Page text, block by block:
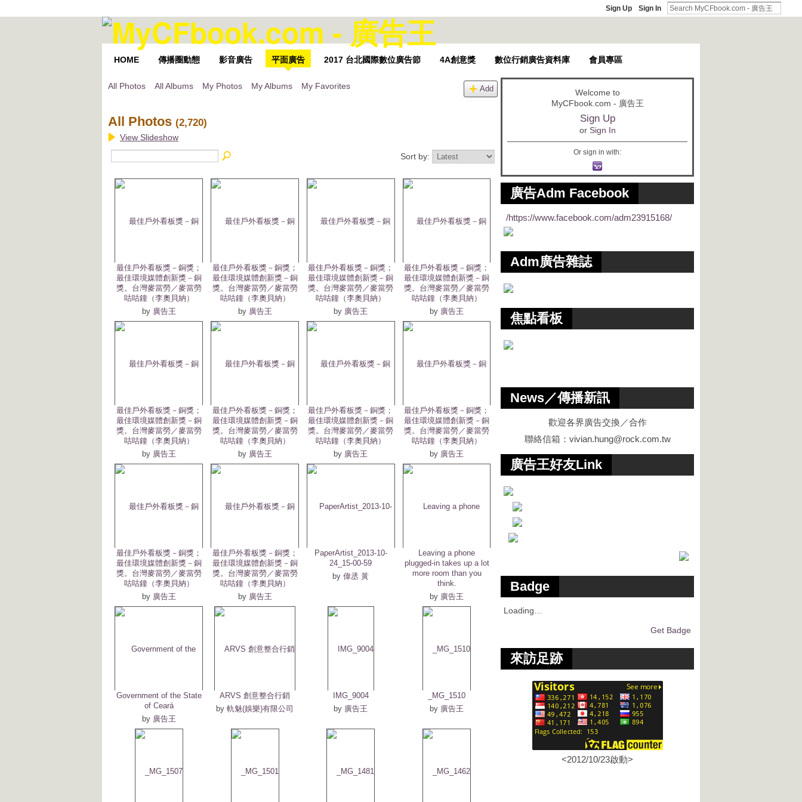
Sign Up Sign In
HOME 傳播圈動態 影音廣告 平面廣告 2017 台北國際數位廣告節 4A創意獎 數位行銷廣告資料庫 會員專區
All Photos All Albums My Photos My Albums My Favorites Add
All Photos (2,720)
View Slideshow
Sort by:
最佳戶外看板獎－銅獎；
最佳環境媒體創新獎－銅
獎。台灣麥當勞／麥當勞
咕咕鐘（李奧貝納）
by 廣告王
最佳戶外看板獎－銅獎；
最佳環境媒體創新獎－銅
獎。台灣麥當勞／麥當勞
咕咕鐘（李奧貝納）
by 廣告王
最佳戶外看板獎－銅獎；
最佳環境媒體創新獎－銅
獎。台灣麥當勞／麥當勞
咕咕鐘（李奧貝納）
by 廣告王
最佳戶外看板獎－銅獎；
最佳環境媒體創新獎－銅
獎。台灣麥當勞／麥當勞
咕咕鐘（李奧貝納）
by 廣告王
最佳戶外看板獎－銅獎；
最佳環境媒體創新獎－銅
獎。台灣麥當勞／麥當勞
咕咕鐘（李奧貝納）
by 廣告王
最佳戶外看板獎－銅獎；
最佳環境媒體創新獎－銅
獎。台灣麥當勞／麥當勞
咕咕鐘（李奧貝納）
by 廣告王
最佳戶外看板獎－銅獎；
最佳環境媒體創新獎－銅
獎。台灣麥當勞／麥當勞
咕咕鐘（李奧貝納）
by 廣告王
最佳戶外看板獎－銅獎；
最佳環境媒體創新獎－銅
獎。台灣麥當勞／麥當勞
咕咕鐘（李奧貝納）
by 廣告王
最佳戶外看板獎－銅獎；
最佳環境媒體創新獎－銅
獎。台灣麥當勞／麥當勞
咕咕鐘（李奧貝納）
by 廣告王
最佳戶外看板獎－銅獎；
最佳環境媒體創新獎－銅
獎。台灣麥當勞／麥當勞
咕咕鐘（李奧貝納）
by 廣告王
PaperArtist_2013-10-
24_15-00-59
by偉丞 黃
Leaving a phone
plugged-in takes up a lot
more room than you
think.
by 廣告王
Government of the State
of Ceará
by 廣告王
ARVS 創意整合行銷
by軌魅(娛樂)有限公司
IMG_9004
by 廣告王
_MG_1510
by 廣告王
Welcome to
MyCFbook.com - 廣告王
Sign Up
or Sign In
Or sign in with:
廣告Adm Facebook
/https://www.facebook.com/adm23915168/
Adm廣告雜誌
焦點看板
News／傳播新訊
歡迎各界廣告交換／合作
聯絡信箱： vivian.hung@rock.com.tw
廣告王好友Link
Badge
Loading…
Get Badge
來訪足跡
<2012/10/23啟動>